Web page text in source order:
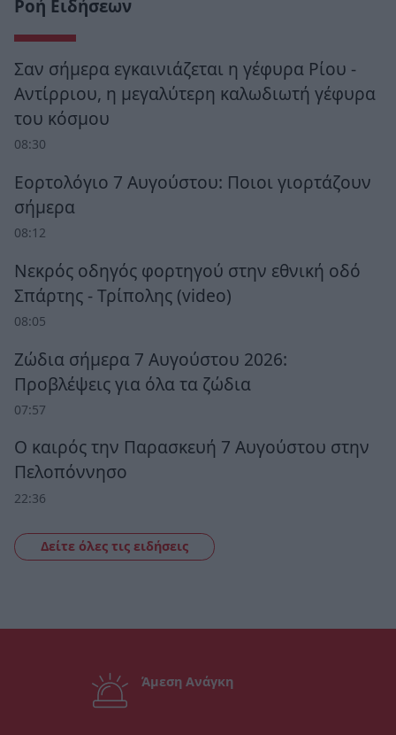
Ροή Ειδήσεων
Σαν σήμερα εγκαινιάζεται η γέφυρα Ρίου -
Αντίρριου, η μεγαλύτερη καλωδιωτή γέφυρα
του κόσμου
08:30
Εορτολόγιο 7 Αυγούστου: Ποιοι γιορτάζουν
σήμερα
08:12
Νεκρός οδηγός φορτηγού στην εθνική οδό
Σπάρτης - Τρίπολης (video)
08:05
Ζώδια σήμερα 7 Αυγούστου 2026:
Προβλέψεις για όλα τα ζώδια
07:57
Ο καιρός την Παρασκευή 7 Αυγούστου στην
Πελοπόννησο
22:36
Δείτε όλες τις ειδήσεις
Άμεση Ανάγκη